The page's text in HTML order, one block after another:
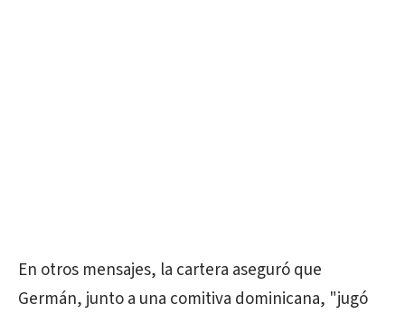
En otros mensajes, la cartera aseguró que
Germán, junto a una comitiva dominicana, "jugó